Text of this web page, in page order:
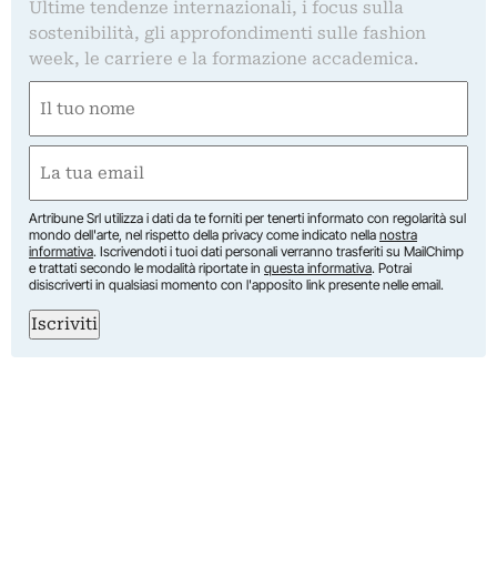
Ultime tendenze internazionali, i focus sulla
sostenibilità, gli approfondimenti sulle fashion
week, le carriere e la formazione accademica.
(Required)
First
(Required)
Artribune Srl utilizza i dati da te forniti per tenerti informato con regolarità sul
mondo dell'arte, nel rispetto della privacy come indicato nella nostra
informativa. Iscrivendoti i tuoi dati personali verranno trasferiti su MailChimp
e trattati secondo le modalità riportate in questa informativa. Potrai
disiscriverti in qualsiasi momento con l'apposito link presente nelle email.
Iscriviti